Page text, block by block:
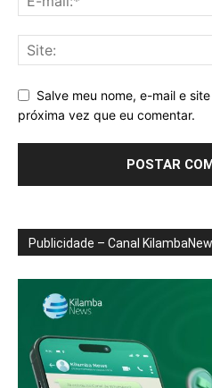
Salve meu nome, e-mail e
próxima vez que eu comentar.
Publicidade – Canal